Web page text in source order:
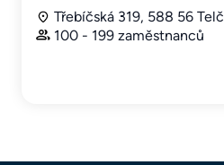
Třebíčská 319, 588 56 Telč
100 - 199 zaměstnanců